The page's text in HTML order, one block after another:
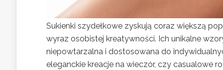
Sukienki szydełkowe zyskują coraz większą
wyraz osobistej kreatywności. Ich unikalne
niepowtarzalna i dostosowana do
eleganckie kreacje na wieczór, czy casualowe